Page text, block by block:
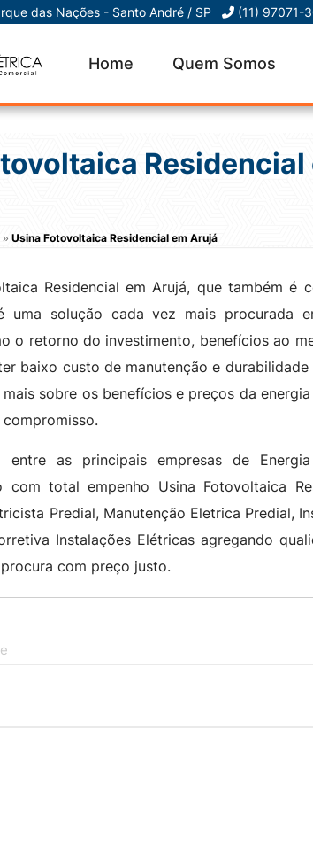
das Nações - Santo André / SP (11) 97071-
Home Quem Somos
Residencial
»Usina Fotovoltaica Residencial em Arujá
Residencial em Arujá, que também é
uma solução cada vez mais procurada
o retorno do investimento, benefícios ao
baixo custo de manutenção e
mais sobre os benefícios e preços da
entre as principais empresas de
com total empenho Usina Fotovoltaica
Predial, Manutenção Eletrica Predial,
Instalações Elétricas agregando
com preço justo.